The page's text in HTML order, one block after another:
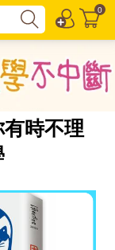
0
時不理